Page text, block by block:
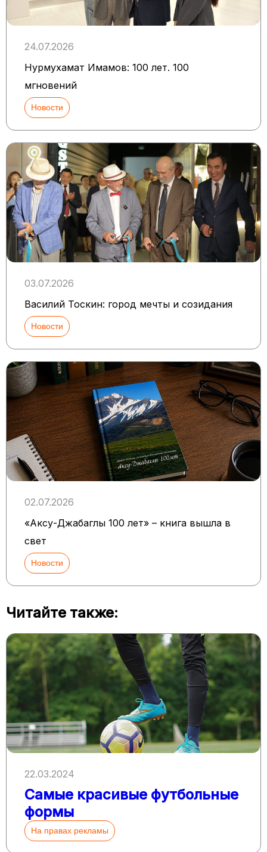
24.07.2026
Нурмухамат Имамов: 100 лет. 100
мгновений
Новости
03.07.2026
Василий Тоскин: город мечты и созидания
Новости
02.07.2026
«Аксу-Джабаглы 100 лет» – книга вышла в
свет
Новости
Читайте также:
22.03.2024
Cамые красивые футбольные
формы
На правах рекламы